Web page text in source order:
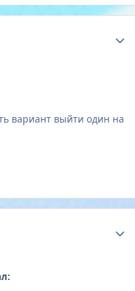
вариант выйти один на